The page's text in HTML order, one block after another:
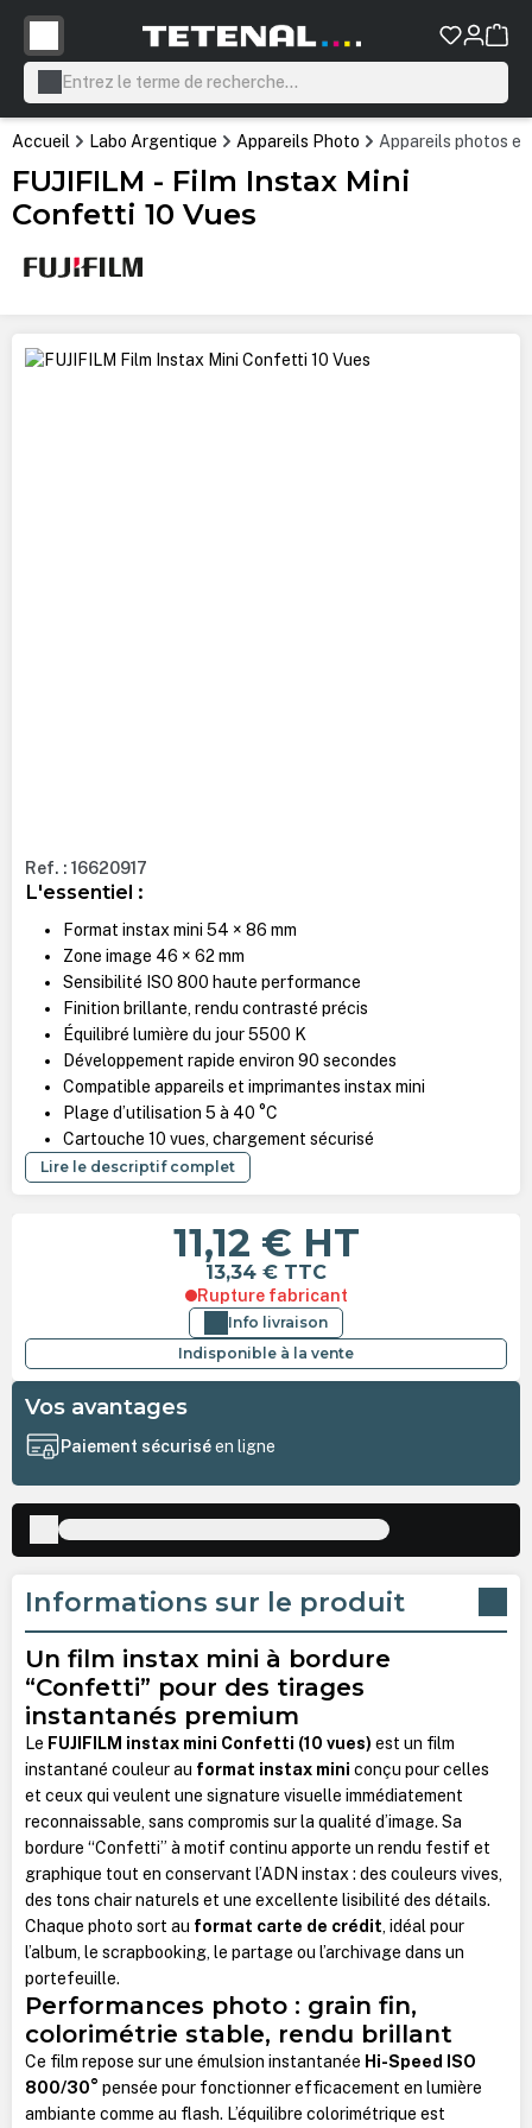
principal
Accueil Labo Argentique Appareils Photo Appareils photos
FUJIFILM - Film Instax Mini
Confetti 10 Vues
Ignorer la galerie d'images
Ref. : 16620917
L'essentiel :
Format instax mini 54 × 86 mm
Zone image 46 × 62 mm
Sensibilité ISO 800 haute performance
Finition brillante, rendu contrasté précis
Équilibré lumière du jour 5500 K
Développement rapide environ 90 secondes
Compatible appareils et imprimantes instax mini
Plage d’utilisation 5 à 40 °C
Cartouche 10 vues, chargement sécurisé
Lire le descriptif complet
11,12 € HT
13,34 € TTC
Rupture fabricant
Info livraison
Indisponible à la vente
Vos avantages
Paiement sécuriséen ligne
Informations sur le produit
Un film instax mini à bordure
“Confetti” pour des tirages
instantanés premium
Le FUJIFILM instax mini Confetti (10 vues) est un film
instantané couleur au format instax mini conçu pour celles
et ceux qui veulent une signature visuelle immédiatement
reconnaissable, sans compromis sur la qualité d’image. Sa
bordure “Confetti” à motif continu apporte un rendu festif et
graphique tout en conservant l’ADN instax : des couleurs vives,
des tons chair naturels et une excellente lisibilité des détails.
Chaque photo sort au format carte de crédit, idéal pour
l’album, le scrapbooking, le partage ou l’archivage dans un
portefeuille.
Performances photo : grain fin,
colorimétrie stable, rendu brillant
Ce film repose sur une émulsion instantanée Hi-Speed ISO
800/30° pensée pour fonctionner efficacement en lumière
ambiante comme au flash. L’équilibre colorimétrique est